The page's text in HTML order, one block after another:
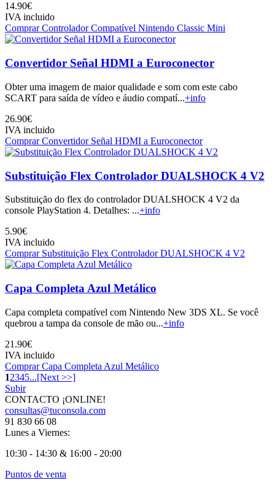
14.90€
IVA incluido
Comprar Controlador Compatível Nintendo Classic Mini
Convertidor Señal HDMI a Euroconector
Obter uma imagem de maior qualidade e som com este cabo
SCART para saída de vídeo e áudio compatí...+info
26.90€
IVA incluido
Comprar Convertidor Señal HDMI a Euroconector
Substituição Flex Controlador DUALSHOCK 4 V2
Substituição do flex do controlador DUALSHOCK 4 V2 da
console PlayStation 4. Detalhes: ...+info
5.90€
IVA incluido
Comprar Substituição Flex Controlador DUALSHOCK 4 V2
Capa Completa Azul Metálico
Capa completa compatível com Nintendo New 3DS XL. Se você
quebrou a tampa da console de mão ou...+info
21.90€
IVA incluido
Comprar Capa Completa Azul Metálico
12345...[Next >>]
Subir
CONTACTO ¡ONLINE!
consultas@tuconsola.com
91 830 66 08
Lunes a Viernes:
10:30 - 14:30 & 16:00 - 20:00
Puntos de venta